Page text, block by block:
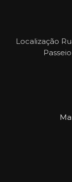
Localização